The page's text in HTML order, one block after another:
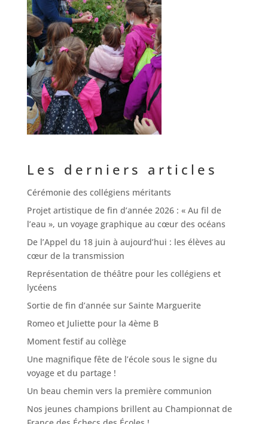
Les derniers articles
Cérémonie des collégiens méritants
Projet artistique de fin d’année 2026 : « Au fil de
l’eau », un voyage graphique au cœur des océans
De l’Appel du 18 juin à aujourd’hui : les élèves au
cœur de la transmission
Représentation de théâtre pour les collégiens et
lycéens
Sortie de fin d’année sur Sainte Marguerite
Romeo et Juliette pour la 4ème B
Moment festif au collège
Une magnifique fête de l’école sous le signe du
voyage et du partage !
Un beau chemin vers la première communion
Nos jeunes champions brillent au Championnat de